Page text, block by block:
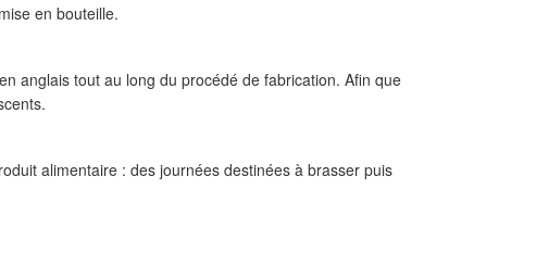
en bouteille.
anglais tout au long du procédé de fabrication. Afin que
alimentaire : des journées destinées à brasser puis